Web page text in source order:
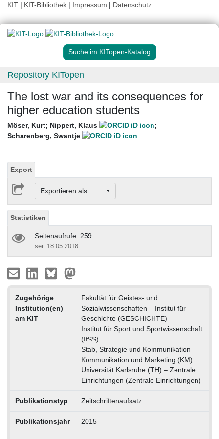
KIT | KIT-Bibliothek | Impressum | Datenschutz
Suche im KITopen-Katalog
Repository KITopen
The lost war and its consequences for
higher education students
Möser, Kurt; Nippert, Klaus
;
Scharenberg, Swantje
Export
Exportieren als ...
Statistiken
Seitenaufrufe: 259
seit 18.05.2018
Zugehörige
Institution(en)
am KIT
Fakultät für Geistes- und
Sozialwissenschaften – Institut für
Geschichte (GESCHICHTE)
Institut für Sport und Sportwissenschaft
(IfSS)
Stab, Strategie und Kommunikation –
Kommunikation und Marketing (KM)
Universität Karlsruhe (TH) – Zentrale
Einrichtungen (Zentrale Einrichtungen)
Publikationstyp Zeitschriftenaufsatz
Publikationsjahr 2015